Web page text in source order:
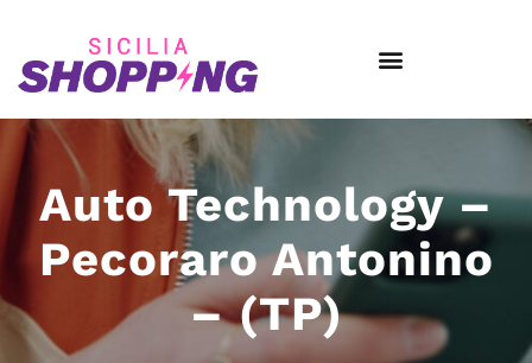
Auto Technology –
Pecoraro Antonino
– (TP)